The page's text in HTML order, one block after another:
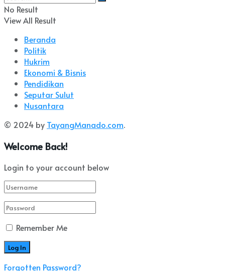
No Result
View All Result
Beranda
Politik
Hukrim
Ekonomi & Bisnis
Pendidikan
Seputar Sulut
Nusantara
© 2024 by TayangManado.com.
Welcome Back!
Login to your account below
Remember Me
Forgotten Password?